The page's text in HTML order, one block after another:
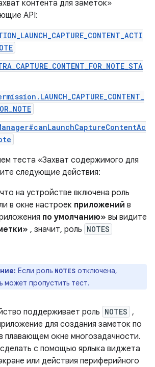
контента для заметок»
API:
теста «Захват содержимого для
следующие действия:
на устройстве включена роль
в окне настроек приложений в
по умолчанию» вы видите
, значит, роль NOTES
Если роль NOTES отключена,
может пропустить тест.
поддерживает роль NOTES ,
для создания заметок по
плавающем окне многозадачности.
с помощью ярлыка виджета
или действия периферийного